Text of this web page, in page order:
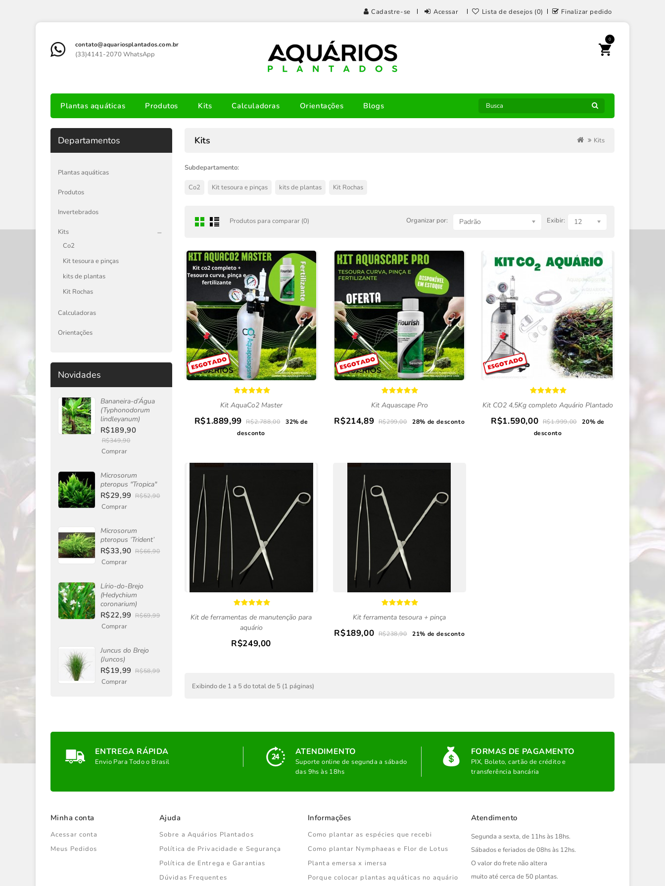
Cadastre-se Acessar Lista de desejos (0) Finalizar pedido
contato@aquariosplantados.com.br
(33)4141-2070 WhatsApp
0
Plantas aquáticas Produtos Kits Calculadoras Orientações Blogs
Departamentos
Plantas aquáticas
Produtos
Invertebrados
Kits
Co2
Kit tesoura e pinças
kits de plantas
Kit Rochas
Calculadoras
Orientações
Novidades
Bananeira-d’Água
(Typhonodorum
lindleyanum)
R$189,90
R$349,90
Comprar
Microsorum
pteropus "Tropica"
R$29,99 R$52,90
Comprar
Microsorum
pteropus ‘Trident’
R$33,90 R$66,90
Comprar
Lírio-do-Brejo
(Hedychium
coronarium)
R$22,99 R$69,99
Comprar
Juncus do Brejo
(Juncos)
R$19,99 R$58,99
Comprar
Kits Kits
Subdepartamento:
Co2 Kit tesoura e pinças kits de plantas Kit Rochas
Produtos para comparar (0) Organizar por: Padrão Exibir: 12
Kit AquaCo2 Master
R$1.889,99 R$2.788,00
32% de
desconto
Kit Aquascape Pro
R$214,89 R$299,00 28% de desconto
Kit CO2 4,5Kg completo Aquário Plantado
R$1.590,00 R$1.999,00
20% de
desconto
Kit de ferramentas de manutenção para
aquário
R$249,00
Kit ferramenta tesoura + pinça
R$189,00 R$238,90 21% de desconto
Exibindo de 1 a 5 do total de 5 (1 páginas)
ENTREGA RÁPIDA
Envio Para Todo o Brasil
ATENDIMENTO
Suporte online de segunda a sábado
das 9hs às 18hs
FORMAS DE PAGAMENTO
PIX, Boleto, cartão de crédito e
transferência bancária
Minha conta
Acessar conta
Meus Pedidos
Ajuda
Sobre a Aquários Plantados
Política de Privacidade e Segurança
Política de Entrega e Garantias
Dúvidas Frequentes
Informações
Como plantar as espécies que recebi
Como plantar Nymphaeas e Flor de Lotus
Planta emersa x imersa
Porque colocar plantas aquáticas no aquário
Atendimento
Segunda a sexta, de 11hs às 18hs.
Sábados e feriados de 08hs às 12hs.
O valor do frete não altera
muito até cerca de 50 plantas.